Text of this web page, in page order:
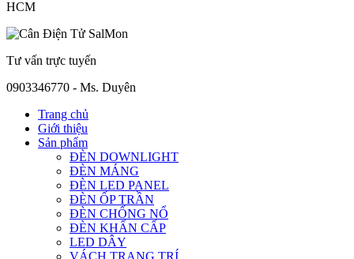
HCM
Tư vấn trực tuyến
0903346770 - Ms. Duyên
Trang chủ
Giới thiệu
Sản phẩm
ĐÈN DOWNLIGHT
ĐÈN MÁNG
ĐÈN LED PANEL
ĐÈN ỐP TRẦN
ĐÈN CHỐNG NỔ
ĐÈN KHẨN CẤP
LED DÂY
VÁCH TRANG TRÍ